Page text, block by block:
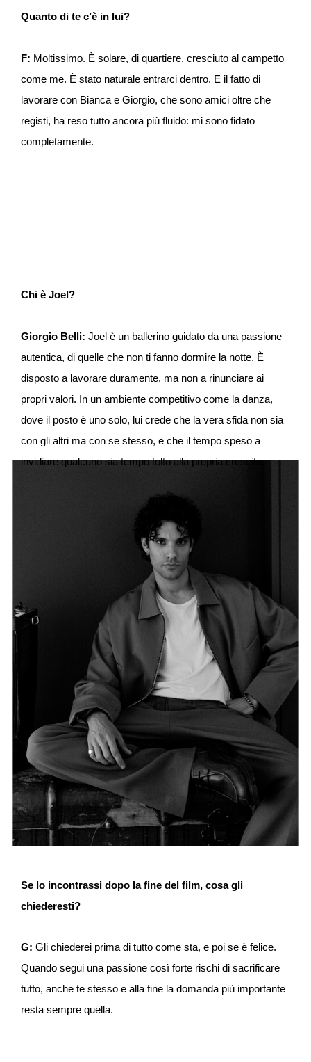
Quanto di te c’è in lui?
F: Moltissimo. È solare, di quartiere, cresciuto al campetto
come me. È stato naturale entrarci dentro. E il fatto di
lavorare con Bianca e Giorgio, che sono amici oltre che
registi, ha reso tutto ancora più fluido: mi sono fidato
completamente.
Chi è Joel?
Giorgio Belli: Joel è un ballerino guidato da una passione
autentica, di quelle che non ti fanno dormire la notte. È
disposto a lavorare duramente, ma non a rinunciare ai
propri valori. In un ambiente competitivo come la danza,
dove il posto è uno solo, lui crede che la vera sfida non sia
con gli altri ma con se stesso, e che il tempo speso a
invidiare qualcuno sia tempo tolto alla propria crescita.
Se lo incontrassi dopo la fine del film, cosa gli
chiederesti?
G: Gli chiederei prima di tutto come sta, e poi se è felice.
Quando segui una passione così forte rischi di sacrificare
tutto, anche te stesso e alla fine la domanda più importante
resta sempre quella.